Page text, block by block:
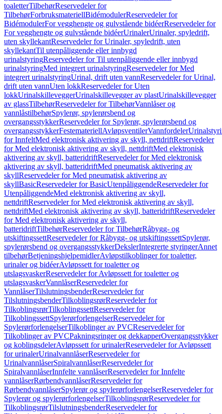
toaletterTilbehørReservedeler for
TilbehørForbruksmateriellBidémodulerReservedeler for
BidémodulerFor vegghengte og gulvstående bidéerReservedeler for
For vegghengte og gulvstående bidéerUrinalerUrinaler, spyledrift,
uten skyllekantReservedeler for Urinaler, spyledrift, uten
skyllekantTil utenpåliggende eller innbygd
urinalstyringReservedeler for Til utenpåliggende eller innbygd
urinalstyringMed integrert urinalstyringReservedeler for Med
integrert urinalstyringUrinal, drift uten vannReservedeler for Urinal,
drift uten vannUten lokkReservedeler for Uten
lokkUrinalskilleveggerUrinalskillevegger av plastUrinalskillevegger
av glassTilbehørReservedeler for TilbehørVannlåser og
vannlåstilbehørSpylerør, spylerørsbend og
overgangsstykkerReservedeler for Spylerør, spylerørsbend og
overgangsstykkerFestemateriellAvløpsventilerVannfordeler
for InnfeltMed elektronisk aktivering av skyll, nettdriftReservedeler
for Med elektronisk aktivering av skyll, nettdriftMed elektronisk
aktivering av skyll, batteridriftReservedeler for Med elektronisk
aktivering av skyll, batteridriftMed pneumatisk aktivering av
skyllReservedeler for Med pneumatisk aktivering av
skyllBasicReservedeler for BasicUtenpåliggendeReservedeler for
UtenpåliggendeMed elektronisk aktivering av skyll,
nettdriftReservedeler for Med elektronisk aktivering av skyll,
nettdriftMed elektronisk aktivering av skyll, batteridriftReservedeler
for Med elektronisk aktivering av skyll,
batteridriftTilbehørReservedeler for TilbehørRåbygg- og
utskiftingssettReservedeler for Råbygg- og utskiftingssettSpylerør,
spylerørsbend og overgangsstykkerDekslerIntegrerte styringerAnnet
tilbehørBetjeningshjelpemidlerAvløpstilkoblinger for toaletter,
urinaler og bidéerAvløpssett for toaletter og
utslagsvaskerReservedeler for Avløpssett for toaletter og
utslagsvaskerVannlåserReservedeler for
VannlåserTilslutningsbenderReservedeler for
TilslutningsbenderTilkoblingsrørReservedeler for
TilkoblingsrørTilkoblingssettReservedeler for
TilkoblingssettSpylerørforlengelserReservedeler for
SpylerørforlengelserTilkoblinger av PVCReservedeler for
Tilkoblinger av PVCPakningsringer og dekkapperOvergangsstykker
og koblingsdelerAvløpssett for urinalerReservedeler for Avløpssett
for urinalerUrinalvannlåserReservedeler for
UrinalvannlåserSpiralvannlåserReservedeler for
SpiralvannlåserInnfelte vannlåserReservedeler for Innfelte
vannlåserRørbendvannlåserReservedeler for
RørbendvannlåserSpylerør og spylerørforlengelserReservedeler for
Spylerør og spylerørforlengelserTilkoblingsrørReservedeler for
TilkoblingsrørTilslutningsbenderReservedeler for